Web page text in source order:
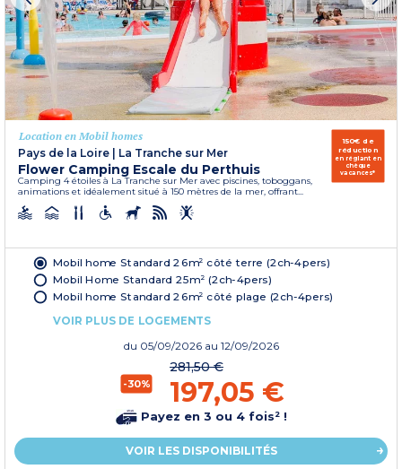
Location en Mobil homes
Pays de la Loire
La Tranche sur Mer
Flower Camping Escale du Perthuis
Camping 4 étoiles à La Tranche sur Mer avec piscines, toboggans,
animations et idéalement situé à 150 mètres de la mer, offrant...
150€ de
réduction
en réglant en
chèque
vacances*
Mobil home Standard 26m² côté terre (2ch-4pers)
Mobil Home Standard 25m² (2ch-4pers)
Mobil home Standard 26m² côté plage (2ch-4pers)
VOIR PLUS DE LOGEMENTS
du 05/09/2026 au 12/09/2026
-30%
281,50 €
197,05 €
Payez en 3 ou 4 fois² !
VOIR LES DISPONIBILITÉS